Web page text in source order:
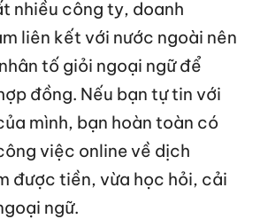
nhiều công ty, doanh
liên kết với nước ngoài nên
tố giỏi ngoại ngữ để
đồng. Nếu bạn tự tin với
mình, bạn hoàn toàn có
việc online về dịch
được tiền, vừa học hỏi, cải
ngữ.